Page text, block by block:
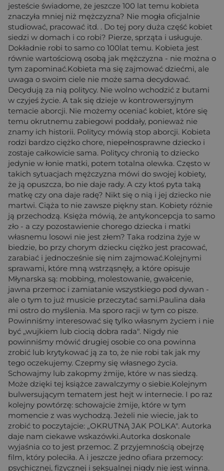
jesteście świadome, że jeszcze 100 lat temu kobieta
znaczyła mniej niż mężczyzna? Nie mogła oficjalnie
studiować, pracować itd. . Do tej pory duża część kobiet
siedzi w domach i co robi? Pierze, sprząta i usługuje.
Dokładnie robi to samo co 100lat temu. Kobieta jest
równie wartościową osobą jak mężczyzna - nie można o
tym zapominać.Kobieta ma się zajmować dziećmi, ale
uwaga o swoim ciele nie może sama decydować.
Decydują za nią politycy. Nie wolno wchodzić z butami
w czyjeś życie. A tak się dzieje w kontrowersyjnym
temacie aborcji. Nie możemy oceniać kobiet, które się
temu okrutnemu zabiegowi poddały, ponieważ nie
znamy ich historii. Politycy mówią stop aborcji. Kobieta
rodzi bardzo ciężko chore, niepełnosprawne dziecko i
zostaje całkowicie sama. Politycy chronią to dziecko
jedynie w łonie matki, potem totalna olewka. Często w
takich sytuacjach mężczyzna mówi do swojej kobiety,
że ją opuszcza, bo nie daje rady. A czy ktoś pyta taką
matkę czy ona daje radę? Nikt się o nią i jej dziecko nie
martwi. Ciąża to nie zawsze piękny stan. Kobiety różnie
ją przechodzą. Księża mówią, że antykoncepcja to samo
zło - a czy pozostawienie chorego dziecka i matki
własnemu losowi nie jest złem? Taka rodzina żyje w
biedzie, bo przy chorym dziecku ciężko jest pracować,
zarabiać i jednocześnie się nim zajmować.Kolejnymi
sprawami, które mną wstrząsnęły, a które opisuje
Młynarska są: mobbing, molestowanie, gwałcenie,
jawna przemoc i zamiatanie wszystkiego pod dywan -
ale o tym to już musicie przeczytać sami.Paulina dała
mi ostro do myślenia. Ma sporo racji w tym co pisze.
Powinniśmy interesować się tylko własnym życiem i nie
być „wujkiem lub ciocią dobra rada". Nigdy nie
powinniśmy mówić drugiej osobie co ona powinna
zrobić lub krytykować ją za to, że nie robi tak jak my
tego oczekujemy. Czepmy się własnego życia.
Schowajmy lub zakopmy żmije, które w nas siedzą.
Może dzięki tej książce zawalczymy o siebie.Kolejnym
bulwersującym tematem jest hejt w internecie. I po raz
kolejny powtórzę: schowajcie żmije, które w tym
momencie z was wychodzą. Jeżeli nie wiecie, jak to
zrobić to poczytajcie: „OKRUTNĄ JAK POLKA". Autorka
daje nam ciekawe wskazówki.Autorka doskonale
wyjaśnia co to jest przemoc. Z przyjemnością obejrzę
film, który poleciła. A i jeszcze jedno ofiara przemocy:
psychicznej, fizycznej i seksualnej nigdy nie jest winna.